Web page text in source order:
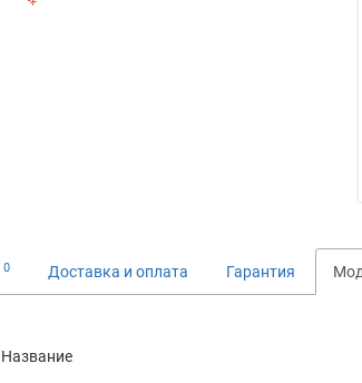
0 Доставка и оплата Гарантия
Название